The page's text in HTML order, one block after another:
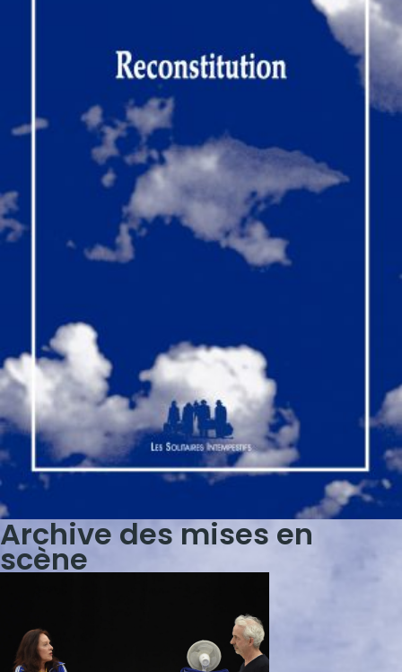
Archive des mises en
scène